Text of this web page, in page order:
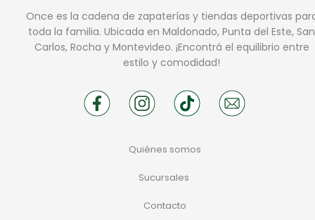
Once es la cadena de zapaterías y tiendas deportivas
toda la familia. Ubicada en Maldonado, Punta del Este, San
Carlos, Rocha y Montevideo. ¡Encontrá el equilibrio entre
estilo y comodidad!
Quiénes somos
Sucursales
Contacto